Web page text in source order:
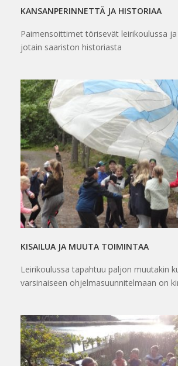
KANSANPERINNETTÄ JA HISTORIAA
Paimensoittimet törisevät leirikoulussa
jotain saariston historiasta
KISAILUA JA MUUTA TOIMINTAA
Leirikoulussa tapahtuu paljon muutakin
varsinaiseen ohjelmasuunnitelmaan on